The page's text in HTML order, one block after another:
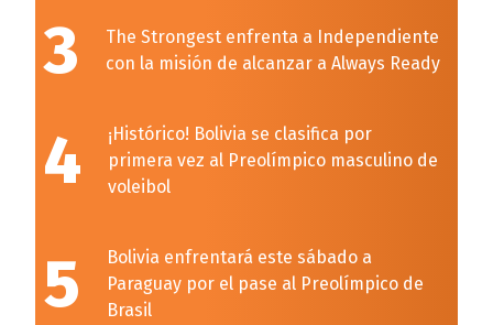
3
The Strongest enfrenta a Independiente
con la misión de alcanzar a Always Ready
4
¡Histórico! Bolivia se clasifica por
primera vez al Preolímpico masculino de
voleibol
5
Bolivia enfrentará este sábado a
Paraguay por el pase al Preolímpico de
Brasil